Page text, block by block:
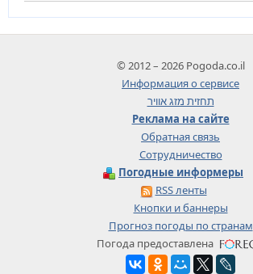
© 2012 – 2026 Pogoda.co.il
Информация о сервисе
תחזית מזג אוויר
Реклама на сайте
Обратная связь
Сотрудничество
Погодные информеры
RSS ленты
Кнопки и баннеры
Прогноз погоды по странам
Погода предоставлена